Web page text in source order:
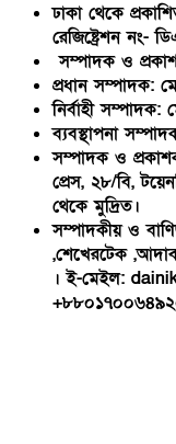
ঢাকা থেকে
রেজিষ্ট্রেশন নং-
সম্পাদক ও
প্রধান সম্পাদক:
নির্বাহী
ব্যবস্থাপনা
সম্পাদক ও
প্রেস, ২৮/বি,
থেকে মুদ্রিত।
সম্পাদকীয় ও
,শেখেরটেক
। ই-মেইল: